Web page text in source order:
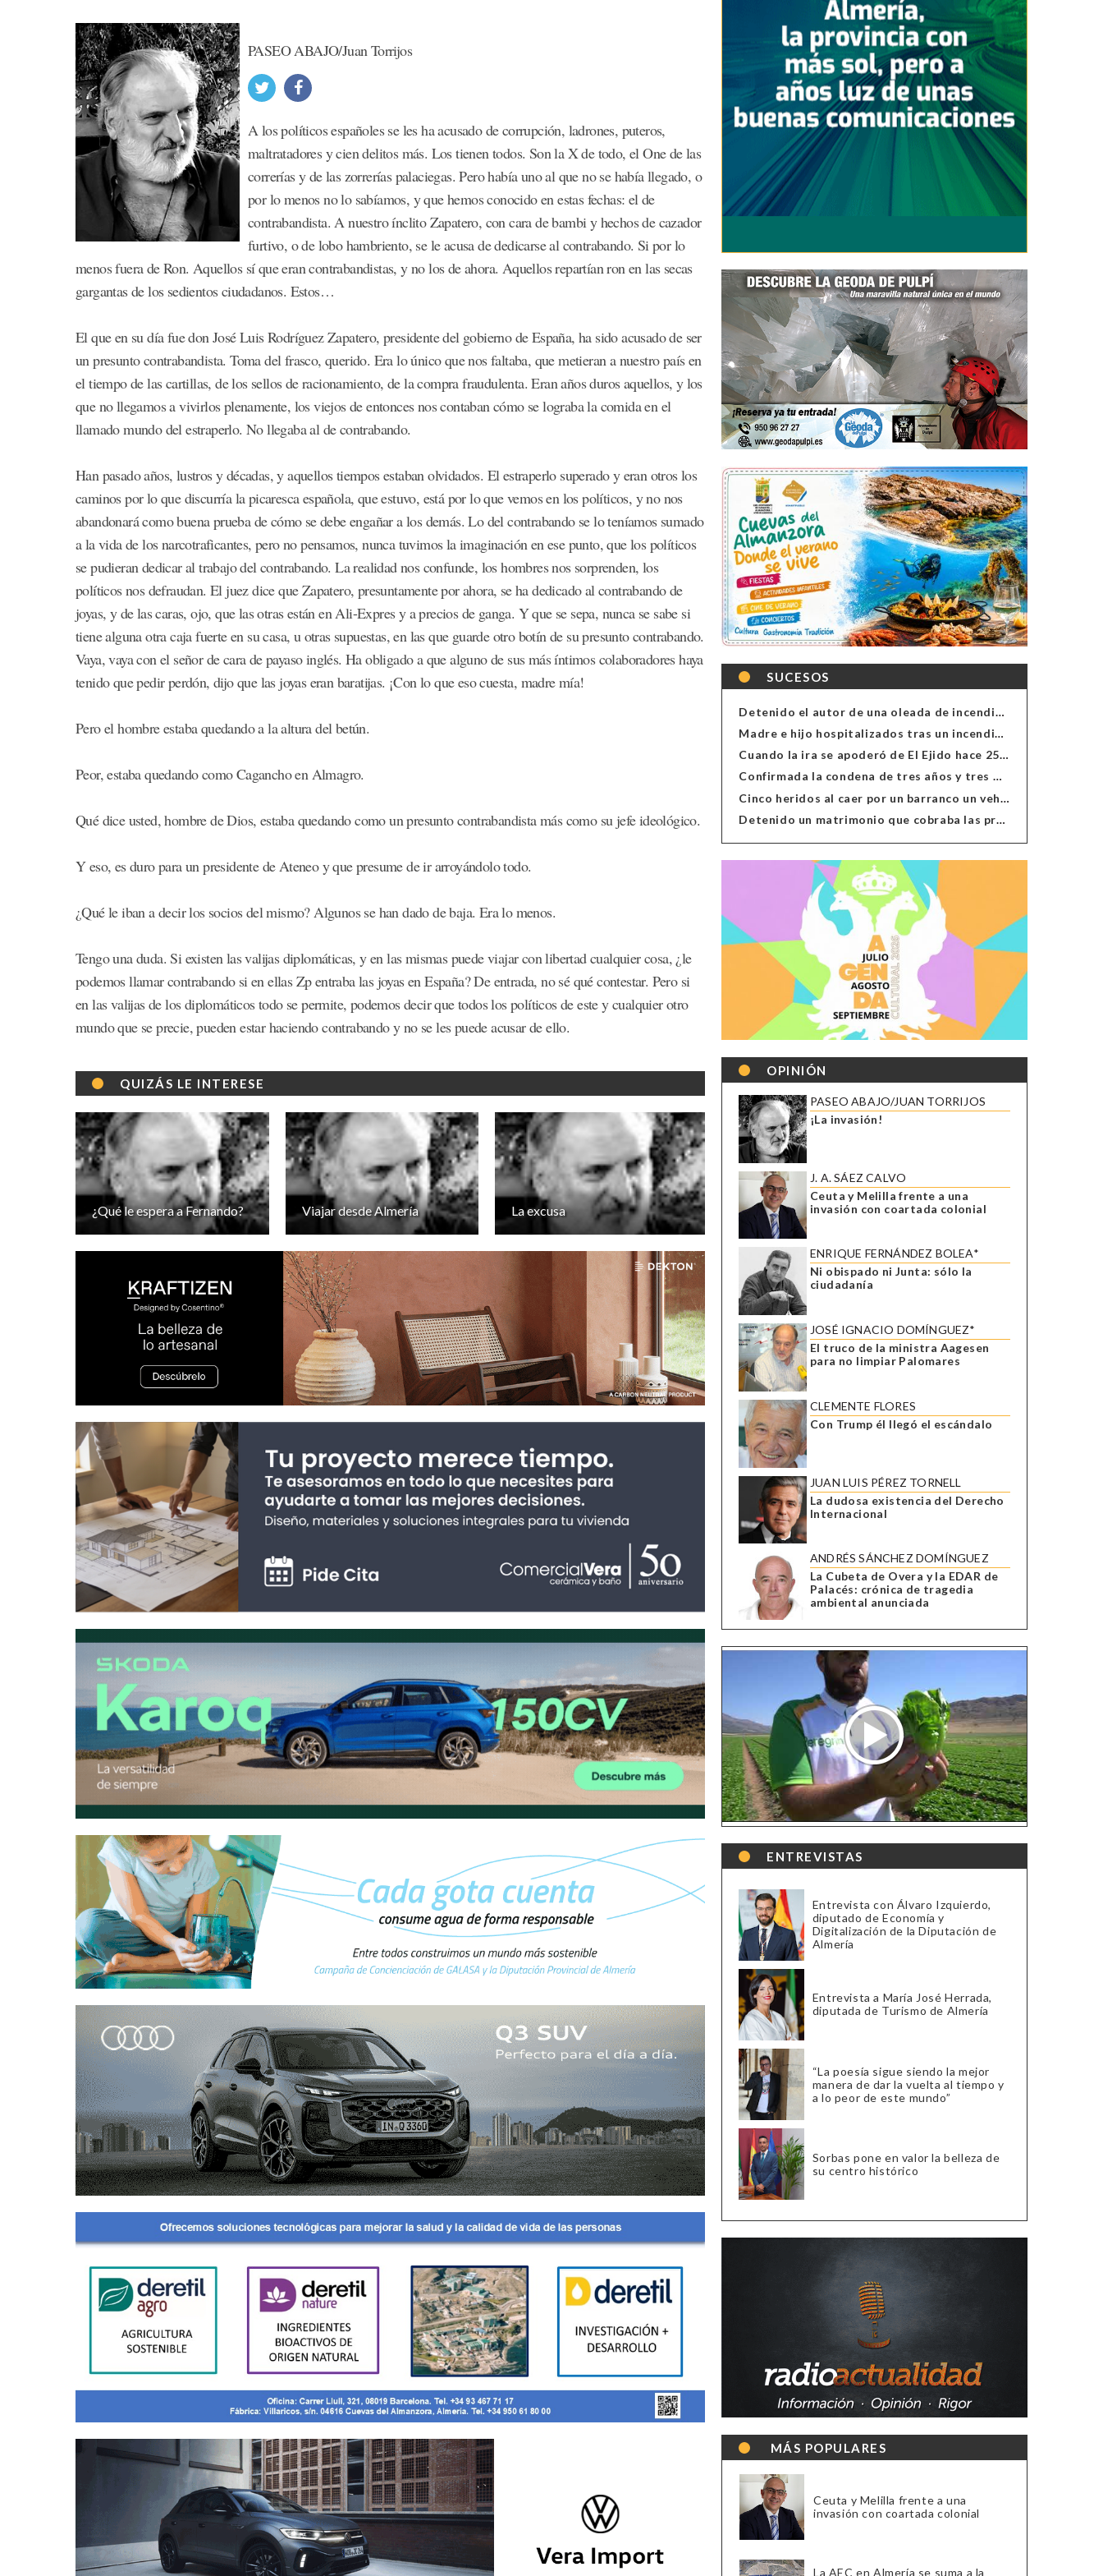
PASEO ABAJO/Juan Torrijos
A los políticos españoles se les ha acusado de corrupción, ladrones, puteros,
maltratadores y cien delitos más. Los tienen todos. Son la X de todo, el One de las
correrías y de las zorrerías palaciegas. Pero había uno al que no se había llegado, o
por lo menos no lo sabíamos, y que hemos conocido en estas fechas: el de
contrabandista. A nuestro ínclito Zapatero, con cara de bambi y hechos de cazador
furtivo, o de lobo hambriento, se le acusa de dedicarse al contrabando. Si por lo
menos fuera de Ron. Aquellos sí que eran contrabandistas, y no los de ahora. Aquellos repartían ron en las secas
gargantas de los sedientos ciudadanos. Estos…
El que en su día fue don José Luis Rodríguez Zapatero, presidente del gobierno de España, ha sido acusado de ser
un presunto contrabandista. Toma del frasco, querido. Era lo único que nos faltaba, que metieran a nuestro país en
el tiempo de las cartillas, de los sellos de racionamiento, de la compra fraudulenta. Eran años duros aquellos, y los
que no llegamos a vivirlos plenamente, los viejos de entonces nos contaban cómo se lograba la comida en el
llamado mundo del estraperlo. No llegaba al de contrabando.
Han pasado años, lustros y décadas, y aquellos tiempos estaban olvidados. El estraperlo superado y eran otros los
caminos por lo que discurría la picaresca española, que estuvo, está por lo que vemos en los políticos, y no nos
abandonará como buena prueba de cómo se debe engañar a los demás. Lo del contrabando se lo teníamos sumado
a la vida de los narcotraficantes, pero no pensamos, nunca tuvimos la imaginación en ese punto, que los políticos
se pudieran dedicar al trabajo del contrabando. La realidad nos confunde, los hombres nos sorprenden, los
políticos nos defraudan. El juez dice que Zapatero, presuntamente por ahora, se ha dedicado al contrabando de
joyas, y de las caras, ojo, que las otras están en Ali-Expres y a precios de ganga. Y que se sepa, nunca se sabe si
tiene alguna otra caja fuerte en su casa, u otras supuestas, en las que guarde otro botín de su presunto contrabando.
Vaya, vaya con el señor de cara de payaso inglés. Ha obligado a que alguno de sus más íntimos colaboradores haya
tenido que pedir perdón, dijo que las joyas eran baratijas. ¡Con lo que eso cuesta, madre mía!
Pero el hombre estaba quedando a la altura del betún.
Peor, estaba quedando como Cagancho en Almagro.
Qué dice usted, hombre de Dios, estaba quedando como un presunto contrabandista más como su jefe ideológico.
Y eso, es duro para un presidente de Ateneo y que presume de ir arroyándolo todo.
¿Qué le iban a decir los socios del mismo? Algunos se han dado de baja. Era lo menos.
Tengo una duda. Si existen las valijas diplomáticas, y en las mismas puede viajar con libertad cualquier cosa, ¿le
podemos llamar contrabando si en ellas Zp entraba las joyas en España? De entrada, no sé qué contestar. Pero si
en las valijas de los diplomáticos todo se permite, podemos decir que todos los políticos de este y cualquier otro
mundo que se precie, pueden estar haciendo contrabando y no se les puede acusar de ello.
QUIZÁS LE INTERESE
¿Qué le espera a Fernando? Viajar desde Almería La excusa
SUCESOS
Detenido el autor de una oleada de incendios de contenedores en Almería
Madre e hijo hospitalizados tras un incendio en la cocina de una vivienda en Almería
Cuando la ira se apoderó de El Ejido hace 25 años
Confirmada la condena de tres años y tres meses al hombre de Antas acusado de xenofobia
Cinco heridos al caer por un barranco un vehículo en Alcolea
Detenido un matrimonio que cobraba las prestaciones de ilegales en Almería, Granada, Málaga, Huelva y Murcia
OPINIÓN
PASEO ABAJO/JUAN TORRIJOS
¡La invasión!
J. A. SÁEZ CALVO
Ceuta y Melilla frente a una
invasión con coartada colonial
ENRIQUE FERNÁNDEZ BOLEA*
Ni obispado ni Junta: sólo la
ciudadanía
JOSÉ IGNACIO DOMÍNGUEZ*
El truco de la ministra Aagesen
para no limpiar Palomares
CLEMENTE FLORES
Con Trump él llegó el escándalo
JUAN LUIS PÉREZ TORNELL
La dudosa existencia del Derecho
Internacional
ANDRÉS SÁNCHEZ DOMÍNGUEZ
La Cubeta de Overa y la EDAR de
Palacés: crónica de tragedia
ambiental anunciada
ENTREVISTAS
Entrevista con Álvaro Izquierdo,
diputado de Economía y
Digitalización de la Diputación de
Almería
Entrevista a María José Herrada,
diputada de Turismo de Almería
“La poesía sigue siendo la mejor
manera de dar la vuelta al tiempo y
a lo peor de este mundo”
Sorbas pone en valor la belleza de
su centro histórico
MÁS POPULARES
Ceuta y Melilla frente a una
invasión con coartada colonial
La AEC en Almería se suma a la